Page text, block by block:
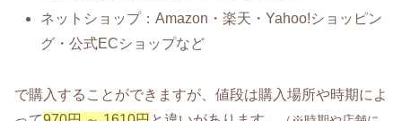
ネットショップ：Amazon・楽天・Yahoo!ショッピン
グ・公式ECショップなど
で購入することができますが、値段は購入場所や時期によ